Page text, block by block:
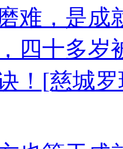
难，是成
四十多岁
！[慈城